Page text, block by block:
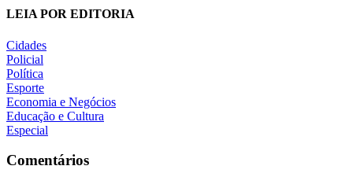
LEIA POR EDITORIA
Cidades
Policial
Política
Esporte
Economia e Negócios
Educação e Cultura
Especial
Comentários